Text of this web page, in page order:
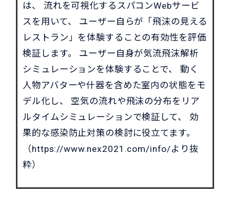
は、 流れを可視化するスパコンWebサービ
スを用いて、 ユーザー自らが「飛沫の見える
レストラン」を体験することの有効性を評価
検証します。 ユーザー自身が気流飛沫解析
シミュレーションを体験することで、 動く
人物アバターや什器を含めた室内の状態をモ
デル化し、 空気の流れや飛沫の分布をリア
ルタイムシミュレーションで検証して、 効
果的な感染防止対策の検討に役立てます。
（https://www.nex2021.com/info/より抜
粋）